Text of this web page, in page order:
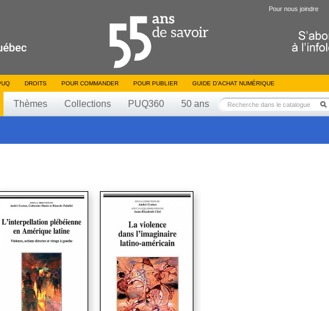
Pour nous joindre
DROITS POUR COMMANDER POUR PUBLIER GUIDE D’ACHAT NUMÉRIQUE
Thèmes Collections PUQ360 50 ans